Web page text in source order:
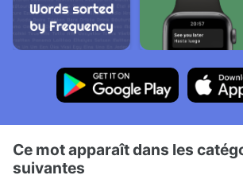
Ce mot apparaît dans les
suivantes